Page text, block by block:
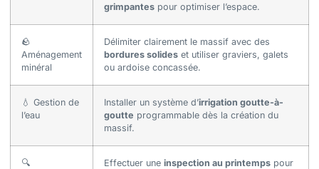
grimpantes pour optimiser l’espace.
🪨
Aménagement
minéral
Délimiter clairement le massif avec des
bordures solides et utiliser graviers, galets
ou ardoise concassée.
💧 Gestion de
l’eau
Installer un système d’irrigation goutte-à-
goutte programmable dès la création du
massif.
🔍
Effectuer une inspection au printemps pour